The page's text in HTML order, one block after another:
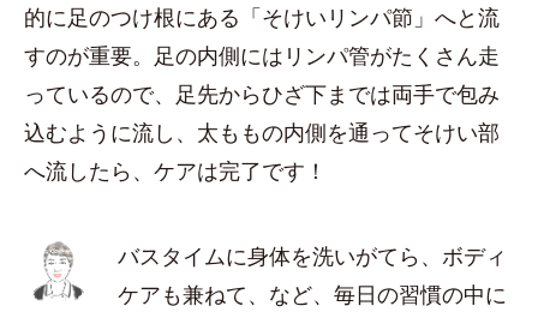
的に足のつけ根にある「そけいリンパ節」へと流
すのが重要。足の内側にはリンパ管がたくさん走
っているので、足先からひざ下までは両手で包み
込むように流し、太ももの内側を通ってそけい部
へ流したら、ケアは完了です！
バスタイムに身体を洗いがてら、ボディ
ケアも兼ねて、など、毎日の習慣の中に